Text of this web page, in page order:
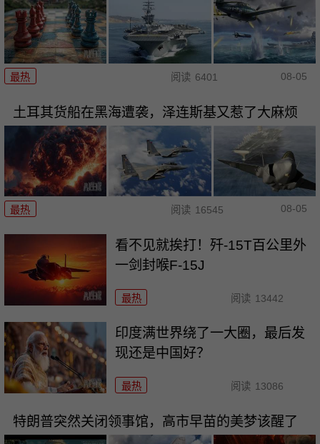
最热 阅读 6401 08-05
土耳其货船在黑海遭袭，泽连斯基又惹了大麻烦
最热 阅读 16545 08-05
看不见就挨打！歼-15T百公里外
一剑封喉F-15J
最热 阅读 13442
印度满世界绕了一大圈，最后发
现还是中国好？
最热 阅读 13086
特朗普突然关闭领事馆，高市早苗的美梦该醒了